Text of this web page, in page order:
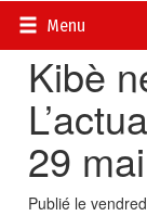
Menu
Accueil>
Kibè
29
Publié le